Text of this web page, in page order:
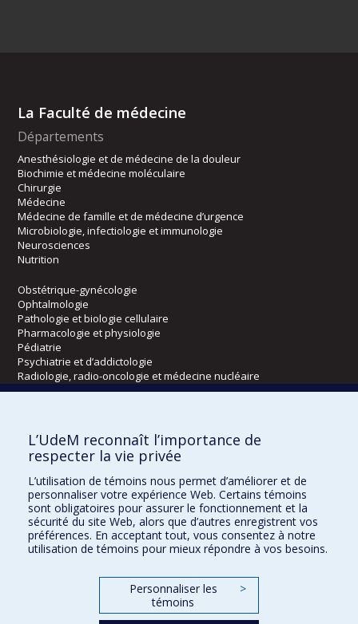
La Faculté de médecine
Départements
Anesthésiologie et de médecine de la douleur
Biochimie et médecine moléculaire
Chirurgie
Médecine
Médecine de famille et de médecine d’urgence
Microbiologie, infectiologie et immunologie
Neurosciences
Nutrition
Obstétrique-gynécologie
Ophtalmologie
Pathologie et biologie cellulaire
Pharmacologie et physiologie
Pédiatrie
Psychiatrie et d’addictologie
Radiologie, radio-oncologie et médecine nucléaire
Kinésiologie et des sciences de l’activité physique
Orthophonie et audiologie
Réadaptation
Directions
DPC
CPASS
L’UdeM reconnaît l’importance de
respecter la vie privée
L’utilisation de témoins nous permet d’améliorer et de
personnaliser votre expérience Web. Certains témoins
sont obligatoires pour assurer le fonctionnement et la
sécurité du site Web, alors que d’autres enregistrent vos
préférences. En acceptant tout, vous consentez à notre
utilisation de témoins pour mieux répondre à vos besoins.
Personnaliser les
témoins
>